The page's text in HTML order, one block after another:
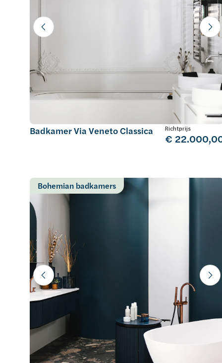
Badkamer Via Veneto Classica Richtprijs
€
Bohemian badkamers